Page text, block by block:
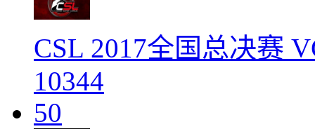
CSL 2017全国总决赛
10344
50